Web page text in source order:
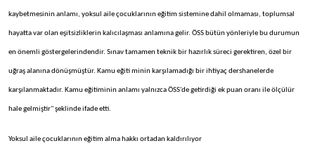
kaybetmesinin anlamı, yoksul aile çocuklarının eğitim sistemine dahil olmaması, toplumsal
hayatta var olan eşitsizliklerin kalıcılaşması anlamına gelir. ÖSS bütün yönleriyle bu durumun
en önemli göstergelerindendir. Sınav tamamen teknik bir hazırlık süreci gerektiren, özel bir
uğraş alanına dönüşmüştür. Kamu eğiti minin karşılamadığı bir ihtiyaç dershanelerde
karşılanmaktadır. Kamu eğitiminin anlamı yalnızca ÖSS'de getirdiği ek puan oranı ile ölçülür
hale gelmiştir" şeklinde ifade etti.
Yoksul aile çocuklarının eğitim alma hakkı ortadan kaldırılıyor